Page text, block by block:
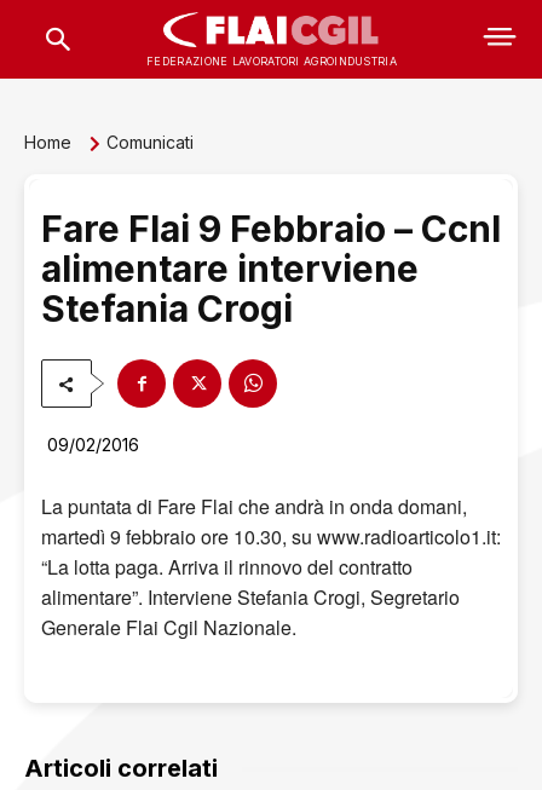
FEDERAZIONE LAVORATORI AGROINDUSTRIA
Home Comunicati
Fare Flai 9 Febbraio – Ccnl
alimentare interviene
Stefania Crogi
09/02/2016
La puntata di Fare Flai che andrà in onda domani,
martedì 9 febbraio ore 10.30, su www.radioarticolo1.it:
“La lotta paga. Arriva il rinnovo del contratto
alimentare”. Interviene Stefania Crogi, Segretario
Generale Flai Cgil Nazionale.
Articoli correlati